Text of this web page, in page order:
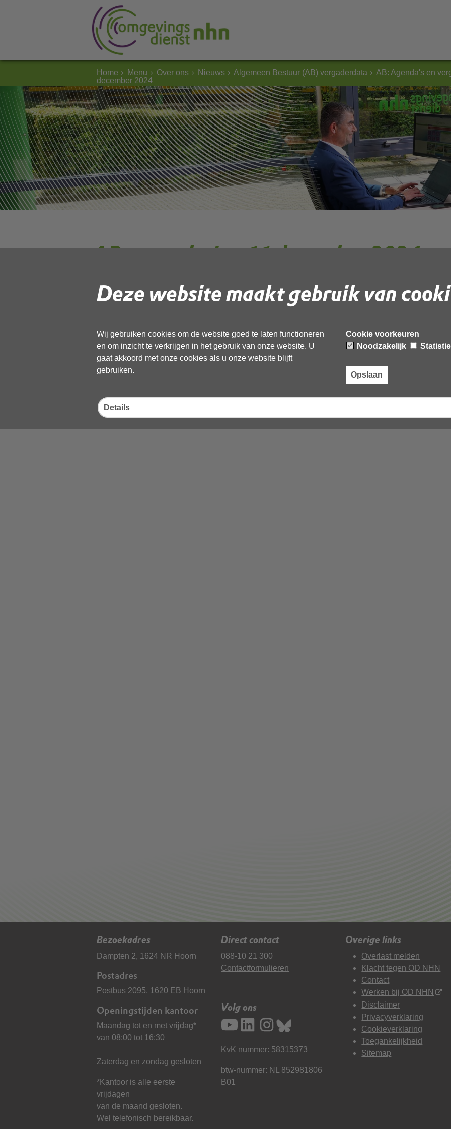
Deze website maakt gebruik van
Wij gebruiken cookies om de website goed te laten functioneren
en om inzicht te verkrijgen in het gebruik van onze website. U
gaat akkoord met onze cookies als u onze website blijft
gebruiken.
Cookie voorkeuren
Noodzakelijk
Opslaan
Details
Home Menu Over ons Nieuws Algemeen Bestuur (AB) vergaderdata AB: Agenda's en
december 2024
AB-vergadering 11 december 2024
Op 11 december 2024 van 10:00 tot 12:00 uur vindt de algemene
bestuursvergadering van de Omgevingsdienst Noord-Holland Noord (OD
Deel deze pagina
Bezoekadres
Dampten 2, 1624 NR Hoorn
Postadres
Postbus 2095, 1620 EB Hoorn
Openingstijden kantoor
Maandag tot en met vrijdag*
van 08:00 tot 16:30
Zaterdag en zondag gesloten
*Kantoor is alle eerste
vrijdagen
van de maand gesloten.
Wel telefonisch bereikbaar.
Direct contact
088-10 21 300
Contactformulieren
Volg ons
KvK nummer: 58315373
btw-nummer: NL 852981806
B01
Overige links
Overlast melden
Klacht tegen OD NHN
Contact
Werken bij OD NHN
Disclaimer
Privacyverklaring
Cookieverklaring
Toegankelijkheid
Sitemap